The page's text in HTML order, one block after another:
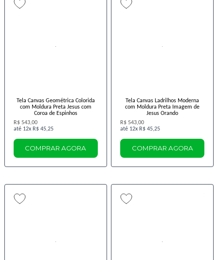
Tela Canvas Geométrica Colorida
com Moldura Preta Jesus com
Coroa de Espinhos
R$ 543,00
12x R$ 45,25
COMPRAR AGORA
Tela Canvas Ladrilhos Moderna
com Moldura Preta Imagem de
Jesus Orando
R$ 543,00
12x R$ 45,25
COMPRAR AGORA